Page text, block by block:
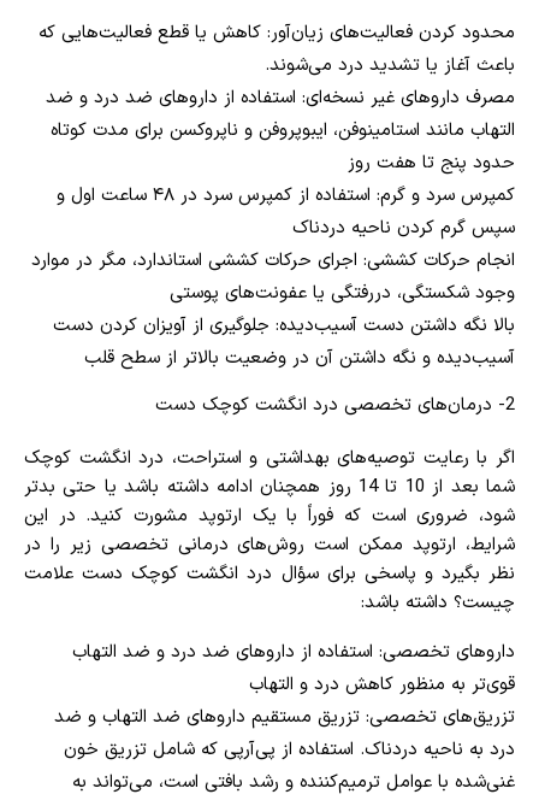
محدود کردن فعالیت‌های زیان‌آور: کاهش یا قطع فعالیت‌هایی که
باعث آغاز یا تشدید درد می‌شوند.
مصرف داروهای غیر نسخه‌ای: استفاده از داروهای ضد درد و ضد
التهاب مانند استامینوفن، ایبوپروفن و ناپروکسن برای مدت کوتاه
حدود پنج تا هفت روز
کمپرس سرد و گرم: استفاده از کمپرس سرد در ۴۸ ساعت اول و
سپس گرم کردن ناحیه دردناک
انجام حرکات کششی: اجرای حرکات کششی استاندارد، مگر در موارد
وجود شکستگی، دررفتگی یا عفونت‌های پوستی
بالا نگه داشتن دست آسیب‌دیده: جلوگیری از آویزان کردن دست
آسیب‌دیده و نگه داشتن آن در وضعیت بالاتر از سطح قلب
2- درمان‌های تخصصی درد انگشت کوچک دست
اگر با رعایت توصیه‌های بهداشتی و استراحت، درد انگشت کوچک
شما بعد از 10 تا 14 روز همچنان ادامه داشته باشد یا حتی بدتر
شود، ضروری است که فوراً با یک ارتوپد مشورت کنید. در این
شرایط، ارتوپد ممکن است روش‌های درمانی تخصصی زیر را در
نظر بگیرد و پاسخی برای سؤال درد انگشت کوچک دست علامت
چیست؟ داشته باشد:
داروهای تخصصی: استفاده از داروهای ضد درد و ضد التهاب
قوی‌تر به منظور کاهش درد و التهاب
تزریق‌های تخصصی: تزریق مستقیم داروهای ضد التهاب و ضد
درد به ناحیه دردناک. استفاده از پی‌آرپی که شامل تزریق خون
غنی‌شده با عوامل ترمیم‌کننده و رشد بافتی است، می‌تواند به